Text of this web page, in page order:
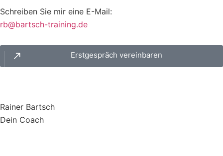
Schreiben Sie mir eine E-Mail:
ed.gn
iniar
t-hcs
trab@
br
Erstgespräch vereinbaren
Rainer Bartsch
Dein Coach